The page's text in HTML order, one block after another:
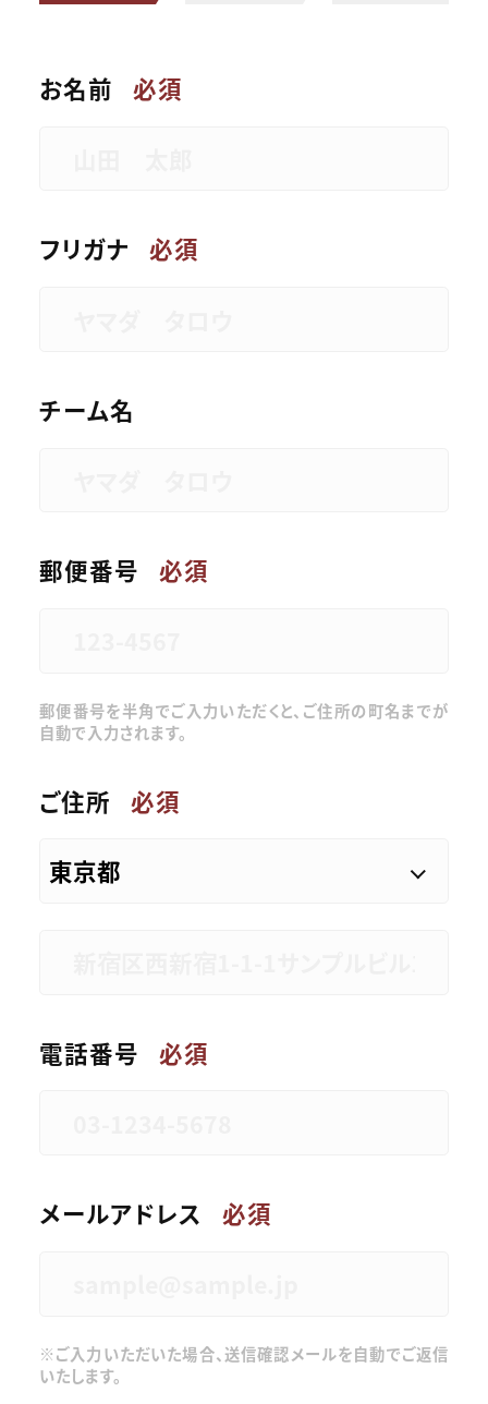
お名前 必須
フリガナ 必須
チーム名
郵便番号 必須
郵便番号を半角でご入力いただくと、ご住所の町名までが
自動で入力されます。
ご住所 必須
電話番号 必須
メールアドレス 必須
※ご入力いただいた場合、送信確認メールを自動でご返信
いたします。